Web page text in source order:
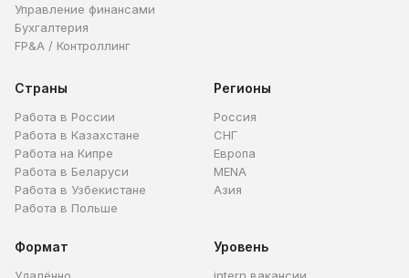
Управление финансами
Бухгалтерия
FP&A / Контроллинг
Страны
Работа в России
Работа в Казахстане
Работа на Кипре
Работа в Беларуси
Работа в Узбекистане
Работа в Польше
Регионы
Россия
СНГ
Европа
MENA
Азия
Формат Уровень